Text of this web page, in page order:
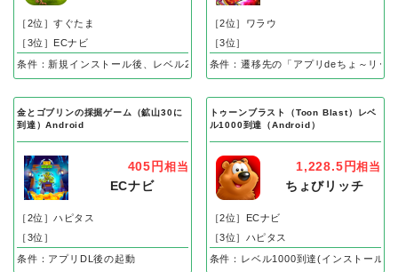
［2位］すぐたま
［3位］ECナビ
条件：新規インストール後、レベル25到達で成果
［2位］ワラウ
［3位］
条件：遷移先の「アプリdeちょ～リッ
金とゴブリンの採掘ゲーム（鉱山30に
到達）Android
405円 相当
ECナビ
［2位］ハピタス
［3位］
条件：アプリDL後の起動
トゥーンブラスト（Toon Blast）レベ
ル1000到達（Android）
1,228.5円相当
ちょびリッチ
［2位］ECナビ
［3位］ハピタス
条件：レベル1000到達(インストール後